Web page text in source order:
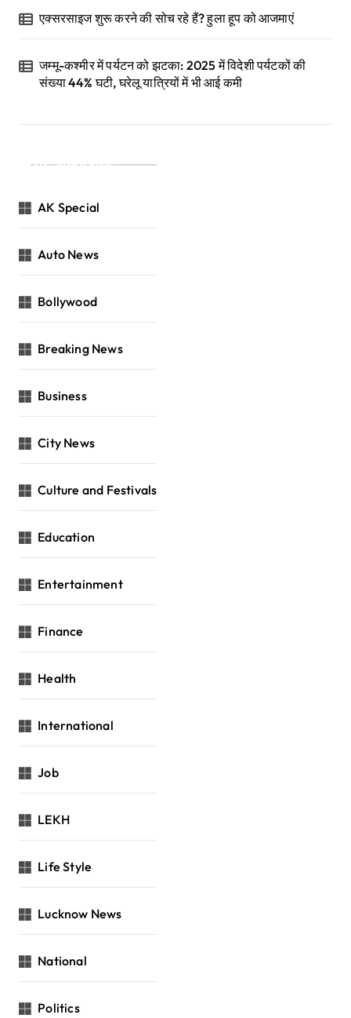
एक्सरसाइज शुरू करने की सोच रहे हैं? हुला हूप को आजमाएं
जम्मू-कश्मीर में पर्यटन को झटका: 2025 में विदेशी पर्यटकों की
संख्या 44% घटी, घरेलू यात्रियों में भी आई कमी
Categories
AK Special
Auto News
Bollywood
Breaking News
Business
City News
Culture and Festivals
Education
Entertainment
Finance
Health
International
Job
LEKH
Life Style
Lucknow News
National
Politics